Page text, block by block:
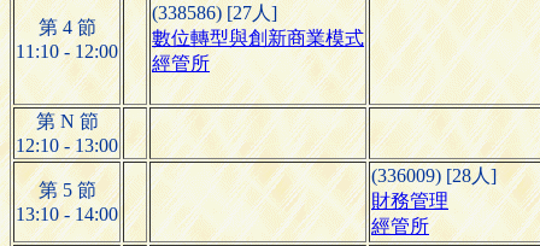
第 4 節
11:10 - 12:00
(338586) [27人]
數位轉型與創新商業模式
經管所
第 N 節
12:10 - 13:00
第 5 節
13:10 - 14:00
(336009) [28人]
財務管理
經管所